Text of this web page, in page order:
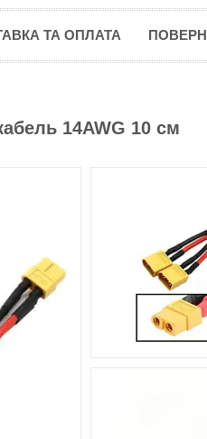
ТА ОПЛАТА
14AWG 10 см